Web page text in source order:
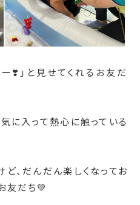
❣️」と見せてくれるお友だ
に入って熱心に触っている
、 だんだん楽しくなってお
友だち💚